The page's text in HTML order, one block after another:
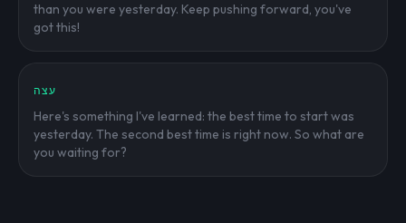
than you were yesterday. Keep pushing forward, you've
got this!
עצה
Here's something I've learned: the best time to start was
yesterday. The second best time is right now. So what are
you waiting for?